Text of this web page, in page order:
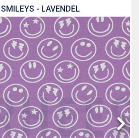
- LAVENDEL